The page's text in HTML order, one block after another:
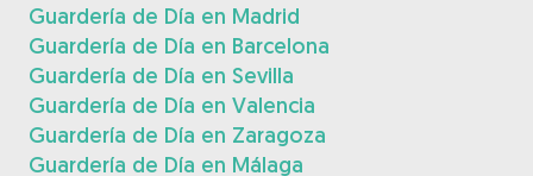
Guardería de Día en Madrid
Guardería de Día en Barcelona
Guardería de Día en Sevilla
Guardería de Día en Valencia
Guardería de Día en Zaragoza
Guardería de Día en Málaga